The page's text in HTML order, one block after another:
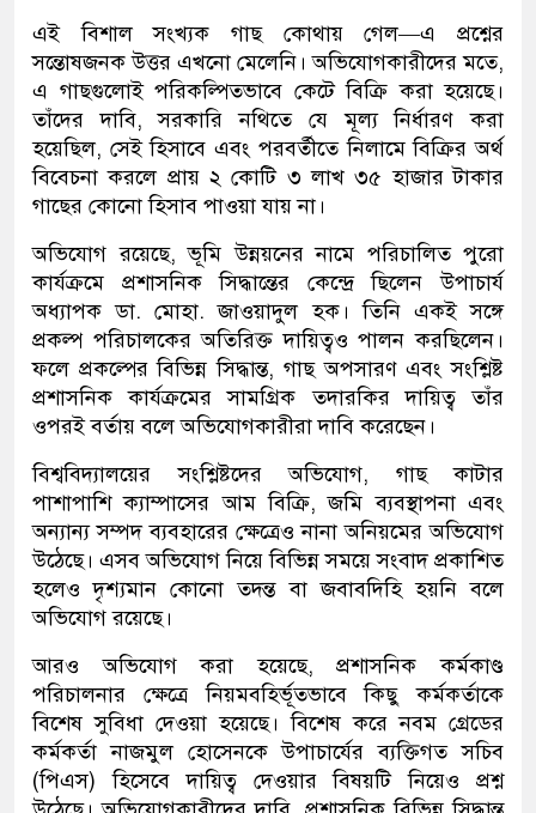
এই বিশাল সংখ্যক গাছ কোথায় গেল—এ প্রশ্নের
সন্তোষজনক উত্তর এখনো মেলেনি। অভিযোগকারীদের মতে,
এ গাছগুলোই পরিকল্পিতভাবে কেটে বিক্রি করা হয়েছে।
তাঁদের দাবি, সরকারি নথিতে যে মূল্য নির্ধারণ করা
হয়েছিল, সেই হিসাবে এবং পরবর্তীতে নিলামে বিক্রির অর্থ
বিবেচনা করলে প্রায় ২ কোটি ৩ লাখ ৩৫ হাজার টাকার
গাছের কোনো হিসাব পাওয়া যায় না।
অভিযোগ রয়েছে, ভূমি উন্নয়নের নামে পরিচালিত পুরো
কার্যক্রমে প্রশাসনিক সিদ্ধান্তের কেন্দ্রে ছিলেন উপাচার্য
অধ্যাপক ডা. মোহা. জাওয়াদুল হক। তিনি একই সঙ্গে
প্রকল্প পরিচালকের অতিরিক্ত দায়িত্বও পালন করছিলেন।
ফলে প্রকল্পের বিভিন্ন সিদ্ধান্ত, গাছ অপসারণ এবং সংশ্লিষ্ট
প্রশাসনিক কার্যক্রমের সামগ্রিক তদারকির দায়িত্ব তাঁর
ওপরই বর্তায় বলে অভিযোগকারীরা দাবি করেছেন।
বিশ্ববিদ্যালয়ের সংশ্লিষ্টদের অভিযোগ, গাছ কাটার
পাশাপাশি ক্যাম্পাসের আম বিক্রি, জমি ব্যবস্থাপনা এবং
অন্যান্য সম্পদ ব্যবহারের ক্ষেত্রেও নানা অনিয়মের অভিযোগ
উঠেছে। এসব অভিযোগ নিয়ে বিভিন্ন সময়ে সংবাদ প্রকাশিত
হলেও দৃশ্যমান কোনো তদন্ত বা জবাবদিহি হয়নি বলে
অভিযোগ রয়েছে।
আরও অভিযোগ করা হয়েছে, প্রশাসনিক কর্মকাণ্ড
পরিচালনার ক্ষেত্রে নিয়মবহির্ভূতভাবে কিছু কর্মকর্তাকে
বিশেষ সুবিধা দেওয়া হয়েছে। বিশেষ করে নবম গ্রেডের
কর্মকর্তা নাজমুল হোসেনকে উপাচার্যের ব্যক্তিগত সচিব
(পিএস) হিসেবে দায়িত্ব দেওয়ার বিষয়টি নিয়েও প্রশ্ন